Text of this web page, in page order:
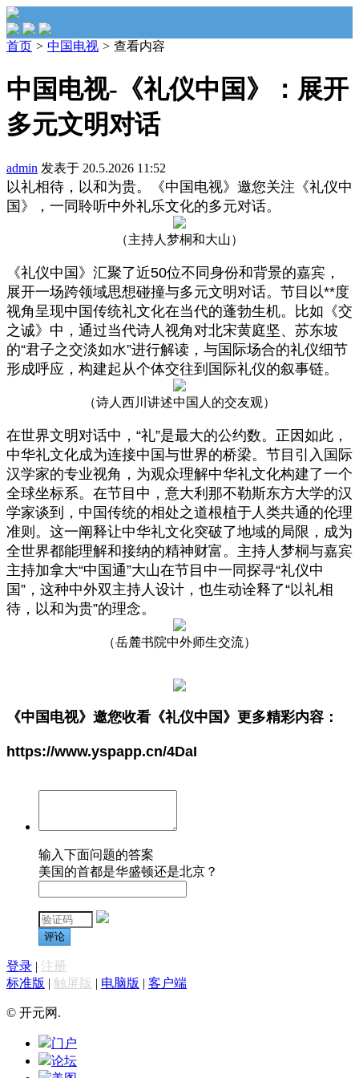
首页 > 中国电视 > 查看内容
中国电视-《礼仪中国》：展开
多元文明对话
admin 发表于 20.5.2026 11:52
以礼相待，以和为贵。《中国电视》邀您关注《礼仪中
国》，一同聆听中外礼乐文化的多元对话。
（主持人梦桐和大山）
《礼仪中国》汇聚了近50位不同身份和背景的嘉宾，
展开一场跨领域思想碰撞与多元文明对话。节目以**度
视角呈现中国传统礼文化在当代的蓬勃生机。比如《交
之诚》中，通过当代诗人视角对北宋黄庭坚、苏东坡
的“君子之交淡如水”进行解读，与国际场合的礼仪细节
形成呼应，构建起从个体交往到国际礼仪的叙事链。
（诗人西川讲述中国人的交友观）
在世界文明对话中，“礼”是最大的公约数。正因如此，
中华礼文化成为连接中国与世界的桥梁。节目引入国际
汉学家的专业视角，为观众理解中华礼文化构建了一个
全球坐标系。在节目中，意大利那不勒斯东方大学的汉
学家谈到，中国传统的相处之道根植于人类共通的伦理
准则。这一阐释让中华礼文化突破了地域的局限，成为
全世界都能理解和接纳的精神财富。主持人梦桐与嘉宾
主持加拿大“中国通”大山在节目中一同探寻“礼仪中
国”，这种中外双主持人设计，也生动诠释了“以礼相
待，以和为贵”的理念。
（岳麓书院中外师生交流）
《中国电视》邀您收看 《礼仪中国》 更多精彩内容：
https://www.yspapp.cn/4DaI
输入下面问题的答案
美国的首都是华盛顿还是北京？
评论
登录 | 注册
标准版 | 触屏版 | 电脑版 | 客户端
© 开元网.
门户
论坛